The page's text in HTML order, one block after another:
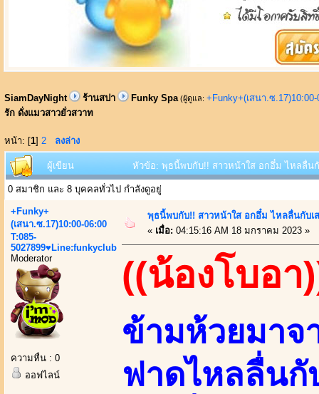
SiamDayNight ร้านสปา Funky Spa (ผู้ดูแล: +Funky+(เสนา.ซ
รัก ดั่งแมวสาวยั่วสวาท
หน้า: [1] 2 ลงล่าง
ผู้เขียน หัวข้อ: พุธนี้พบกับ!! สาวหน้าใส อกอึ๋ม ไหลลื่น
0 สมาชิก และ 8 บุคคลทั่วไป กำลังดูอยู่
+Funky+
(เสนา.ซ.17)10:00-06:00
T:085-
5027899♥Line:funkyclub
Moderator
ความหื่น : 0
ออฟไลน์
พุธนี้พบกับ!! สาวหน้าใส อกอึ๋ม ไหลลื่นกับเ
« เมื่อ: 04:15:16 AM 18 มกราคม 2023 »
((น้องโบอา
ข้ามห้วยมาจ
ฟาดไหลลื่นกั